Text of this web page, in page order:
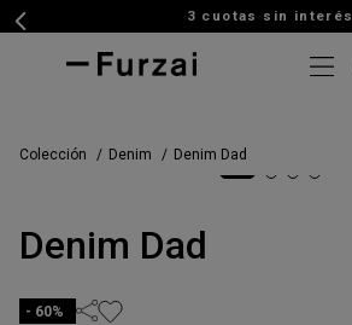
3 cuotas sin interés
Colección Denim Denim Dad
Denim Dad
60%